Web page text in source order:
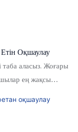
Оқшаулау
таба аласыз. Жоғары
ең жақсы
жетуі